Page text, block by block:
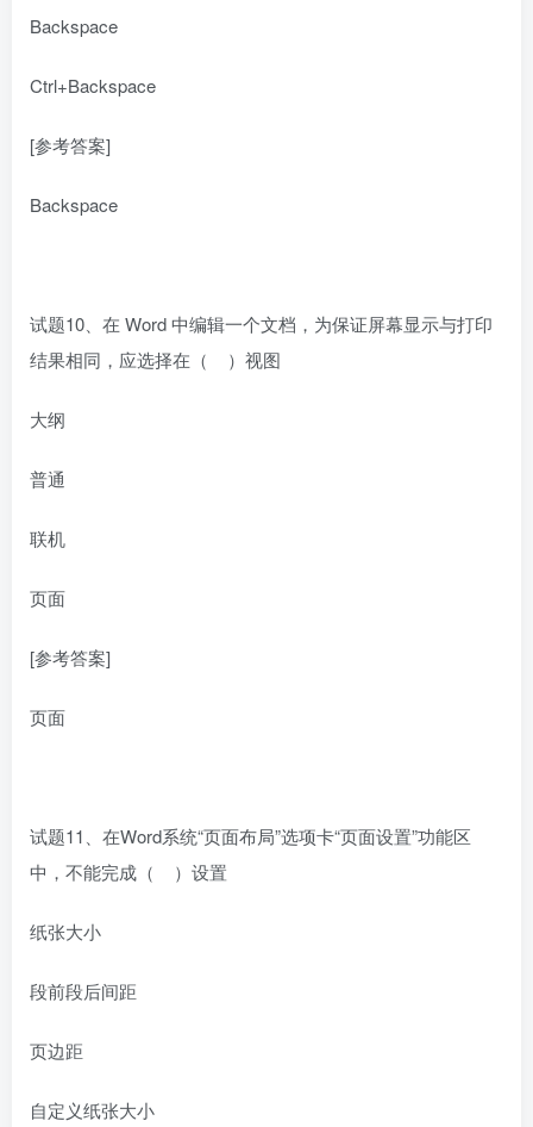
Backspace
Ctrl+Backspace
[参考答案]
Backspace
试题10、在 Word 中编辑一个文档，为保证屏幕显示与打印
结果相同，应选择在（ ）视图
大纲
普通
联机
页面
[参考答案]
页面
试题11、在Word系统“页面布局”选项卡“页面设置”功能区
中，不能完成（ ）设置
纸张大小
段前段后间距
页边距
自定义纸张大小